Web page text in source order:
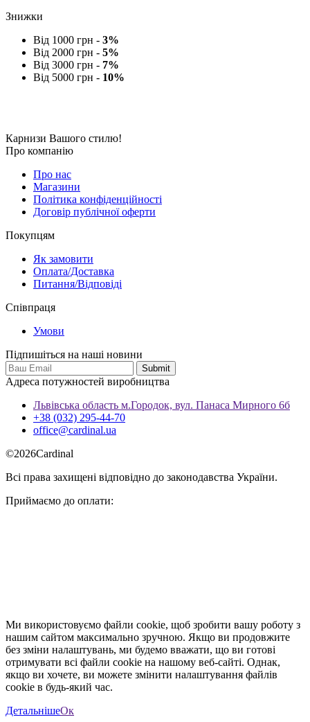
Знижки
Від 1000 грн - 3%
Від 2000 грн - 5%
Від 3000 грн - 7%
Від 5000 грн - 10%
Карнизи Вашого стилю!
Про компанію
Про нас
Магазини
Політика конфіденційності
Договір публічної оферти
Покупцям
Як замовити
Оплата/Доставка
Питання/Відповіді
Співпраця
Умови
Підпишіться на наші новини
Адреса потужностей виробництва
Львівська область м.Городок, вул. Панаса Мирного 6б
+38 (032) 295-44-70
office@cardinal.ua
©2026Cardinal
Всі права захищені відповідно до законодавства України.
Приймаємо до оплати:
Ми використовуємо файли cookie, щоб зробити вашу роботу з
нашим сайтом максимально зручною. Якщо ви продовжите
без зміни налаштувань, ми будемо вважати, що ви готові
отримувати всі файли cookie на нашому веб-сайті. Однак,
якщо ви хочете, ви можете змінити налаштування файлів
cookie в будь-який час.
ДетальнішеОк